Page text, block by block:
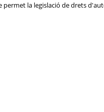
la legislació de drets